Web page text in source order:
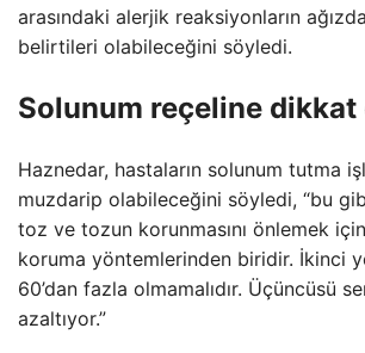
arasındaki alerjik reaksiyonların ağızda
belirtileri olabileceğini söyledi.
Solunum reçeline dikkat
Haznedar, hastaların solunum tutma
muzdarip olabileceğini söyledi, “bu
toz ve tozun korunmasını önlemek
koruma yöntemlerinden biridir. İkinci
60’dan fazla olmamalıdır. Üçüncüsü
azaltıyor.”